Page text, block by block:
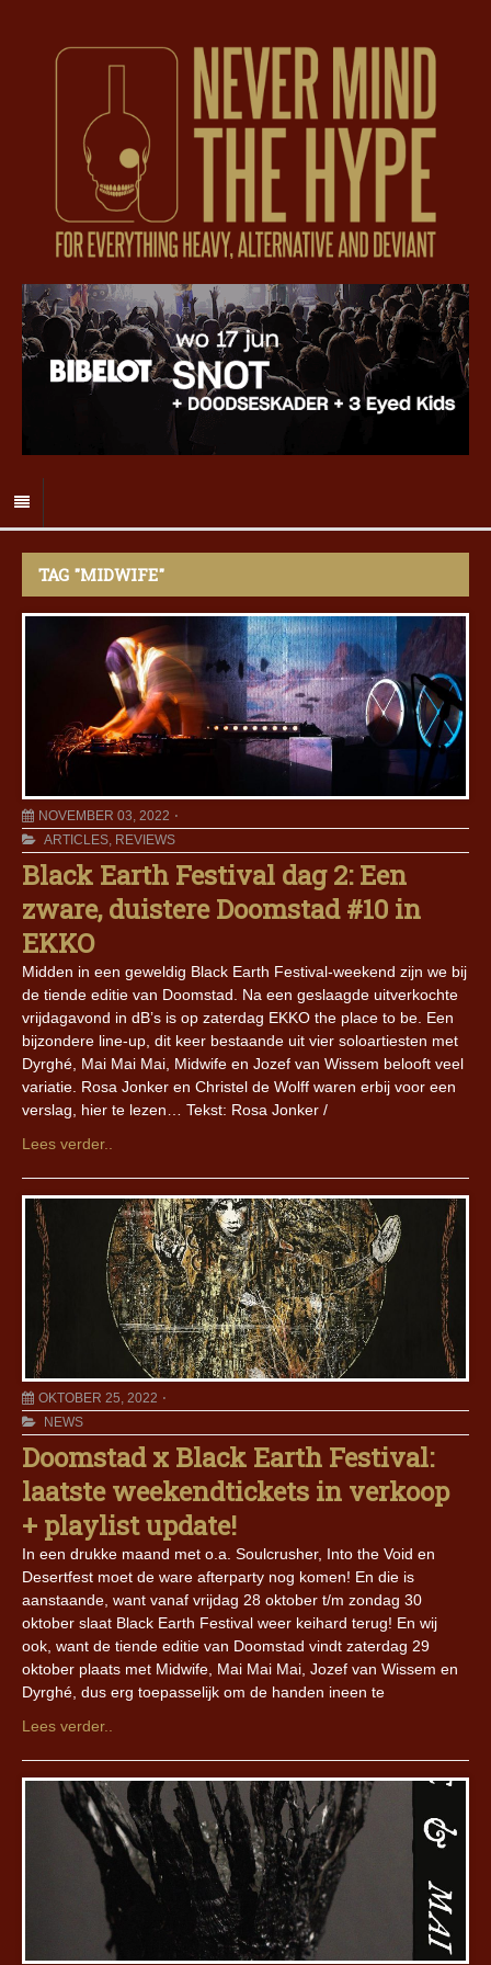
TAG "MIDWIFE"
NOVEMBER 03, 2022
ARTICLES, REVIEWS
Black Earth Festival dag 2: Een
zware, duistere Doomstad #10 in
EKKO
Midden in een geweldig Black Earth Festival-weekend zijn we bij
de tiende editie van Doomstad. Na een geslaagde uitverkochte
vrijdagavond in dB’s is op zaterdag EKKO the place to be. Een
bijzondere line-up, dit keer bestaande uit vier soloartiesten met
Dyrghé, Mai Mai Mai, Midwife en Jozef van Wissem belooft veel
variatie. Rosa Jonker en Christel de Wolff waren erbij voor een
verslag, hier te lezen… Tekst: Rosa Jonker /
Lees verder..
OKTOBER 25, 2022
NEWS
Doomstad x Black Earth Festival:
laatste weekendtickets in verkoop
+ playlist update!
In een drukke maand met o.a. Soulcrusher, Into the Void en
Desertfest moet de ware afterparty nog komen! En die is
aanstaande, want vanaf vrijdag 28 oktober t/m zondag 30
oktober slaat Black Earth Festival weer keihard terug! En wij
ook, want de tiende editie van Doomstad vindt zaterdag 29
oktober plaats met Midwife, Mai Mai Mai, Jozef van Wissem en
Dyrghé, dus erg toepasselijk om de handen ineen te
Lees verder..